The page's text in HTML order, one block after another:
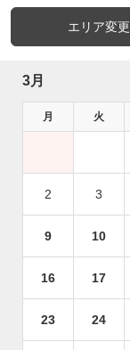
エリア変更
3月
月 火
2 3
9 10
16 17
23 24